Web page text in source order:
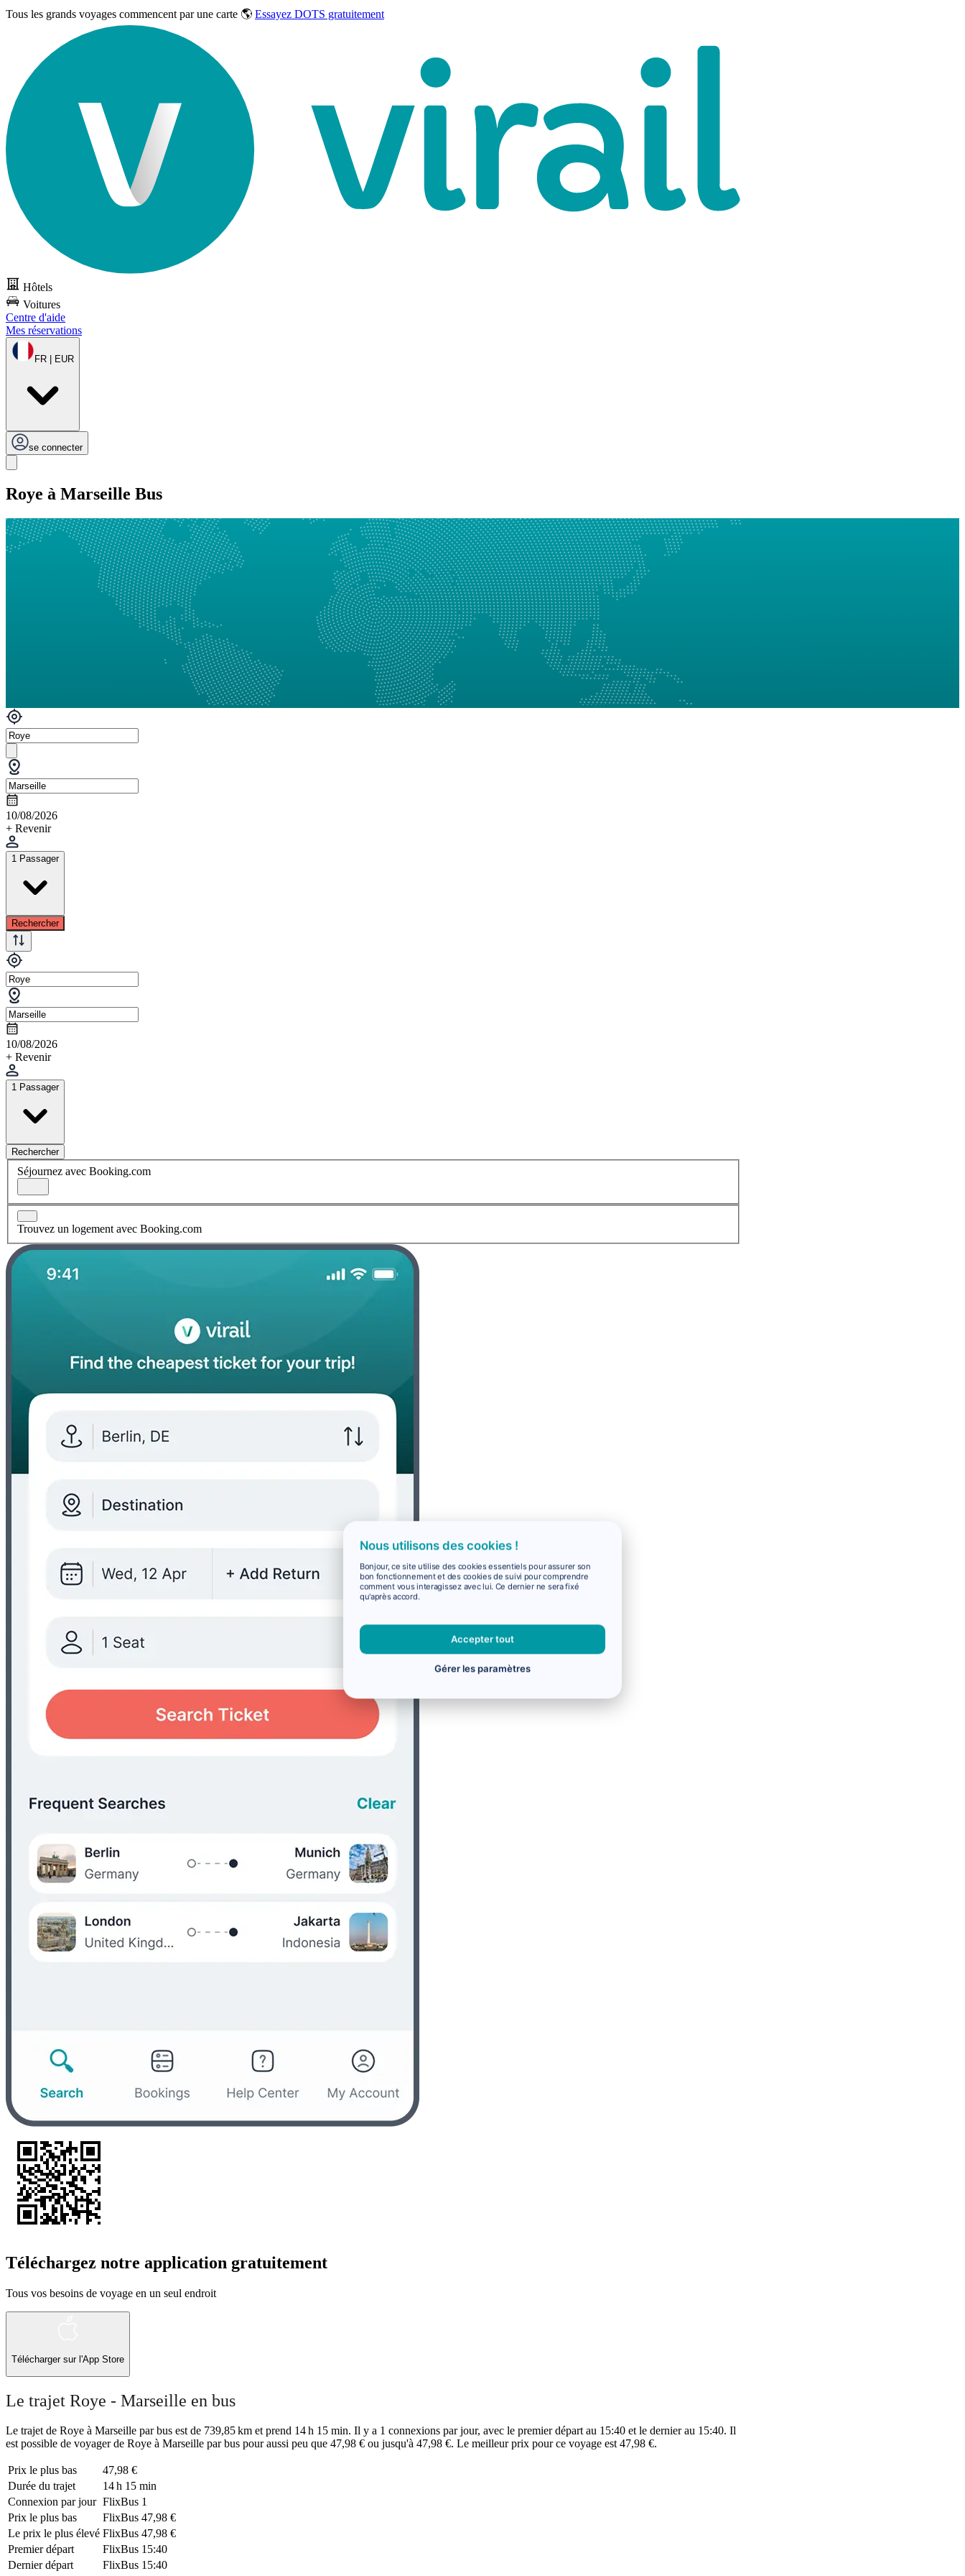
Tous les grands voyages commencent par une carte 🌎 Essayez DOTS gratuitement
Hôtels
Voitures
Centre d'aide
Mes réservations
FR | EUR
se connecter
Roye à Marseille Bus
10/08/2026
+ Revenir
1 Passager
Rechercher
10/08/2026
+ Revenir
1 Passager
Rechercher
Séjournez avec Booking.com
Trouvez un logement avec Booking.com
Téléchargez notre application gratuitement
Tous vos besoins de voyage en un seul endroit
Télécharger sur l'App Store
Le trajet Roye - Marseille en bus
Le trajet de Roye à Marseille par bus est de 739,85 km et prend 14 h 15 min. Il y a 1 connexions par jour, avec le premier départ au 15:40 et le dernier au 15:40. Il
est possible de voyager de Roye à Marseille par bus pour aussi peu que 47,98 € ou jusqu'à 47,98 €. Le meilleur prix pour ce voyage est 47,98 €.
Prix ​​le plus bas
47,98 €
Durée du trajet
14 h 15 min
Connexion par jour FlixBus 1
Prix ​​le plus bas
FlixBus 47,98 €
Le prix le plus élevé FlixBus 47,98 €
Premier départ
FlixBus 15:40
Dernier départ
FlixBus 15:40
Nous utilisons des cookies !
Bonjour, ce site utilise des cookies essentiels pour assurer son
bon fonctionnement et des cookies de suivi pour comprendre
comment vous interagissez avec lui. Ce dernier ne sera fixé
qu'après accord.
Accepter tout
Gérer les paramètres